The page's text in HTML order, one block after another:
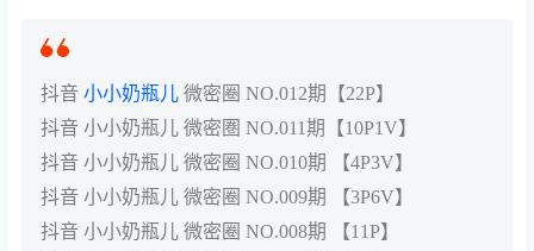
抖音 小小奶瓶儿 微密圈 NO.012期【22P】
抖音 小小奶瓶儿 微密圏 NO.011期【10P1V】
抖音 小小奶瓶儿 微密圈 NO.010期 【4P3V】
抖音 小小奶瓶儿 微密圈 NO.009期 【3P6V】
抖音 小小奶瓶儿 微密圈 NO.008期 【11P】